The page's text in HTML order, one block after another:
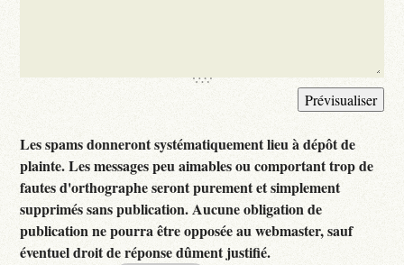
Les spams donneront systématiquement lieu à dépôt de
plainte. Les messages peu aimables ou comportant trop de
fautes d'orthographe seront purement et simplement
supprimés sans publication. Aucune obligation de
publication ne pourra être opposée au webmaster, sauf
éventuel droit de réponse dûment justifié.